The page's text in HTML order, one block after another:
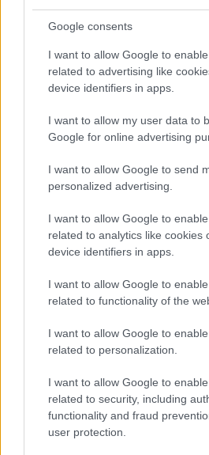
Google consents
I want to allow Google to
related to advertising like
device identifiers in apps.
I want to allow my user data to
Google for online advertising
I want to allow Google to send
personalized advertising.
I want to allow Google to
related to analytics like cookies
device identifiers in apps.
I want to allow Google to
related to functionality of the
I want to allow Google to
related to personalization.
I want to allow Google to
related to security, including
functionality and fraud
user protection.
Wostry Ferenc
13 éve
@scorsesefan: talán. senki nem
13 éve
13 éve
Öröm.
Maya--
13 éve
talan Rusznyak Csaba hetvegen.